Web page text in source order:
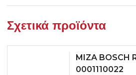
Σχετικά προϊόντα
MIZA BOSCH
0001110022